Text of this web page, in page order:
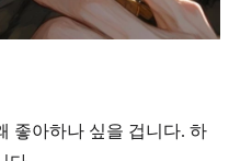
좋아하나 싶을 겁니다. 하